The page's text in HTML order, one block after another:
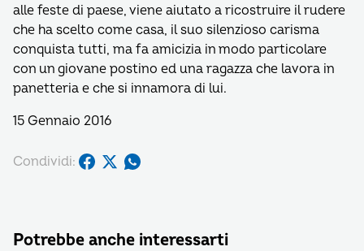
alle feste di paese, viene aiutato a ricostruire il rudere
che ha scelto come casa, il suo silenzioso carisma
conquista tutti, ma fa amicizia in modo particolare
con un giovane postino ed una ragazza che lavora in
panetteria e che si innamora di lui.
15 Gennaio 2016
Condividi:
Potrebbe anche interessarti